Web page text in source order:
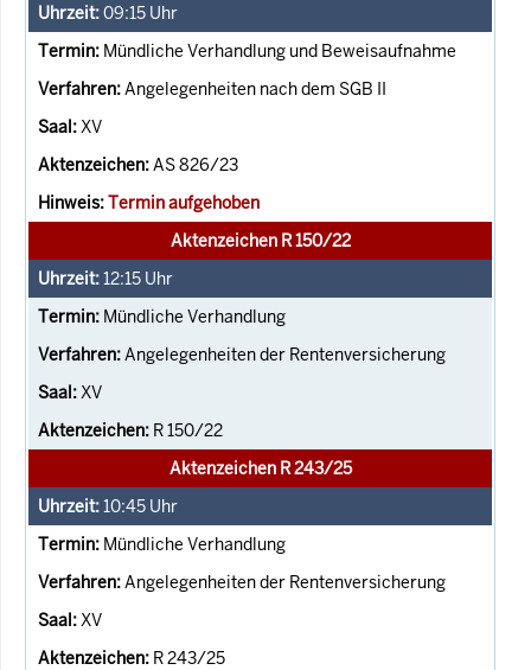
09:15 Uhr
Mündliche Verhandlung und Beweisaufnahme
Angelegenheiten nach dem SGB II
XV
AS 826/23
Termin aufgehoben
Aktenzeichen R 150/22
12:15 Uhr
Mündliche Verhandlung
Angelegenheiten der Rentenversicherung
XV
R 150/22
Aktenzeichen R 243/25
10:45 Uhr
Mündliche Verhandlung
Angelegenheiten der Rentenversicherung
XV
R 243/25